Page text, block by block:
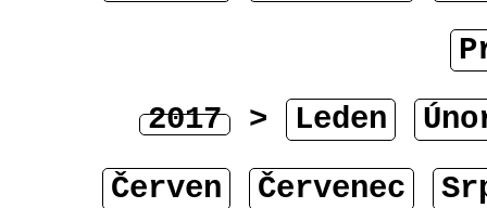
2017 > Leden
Červen
Červenec